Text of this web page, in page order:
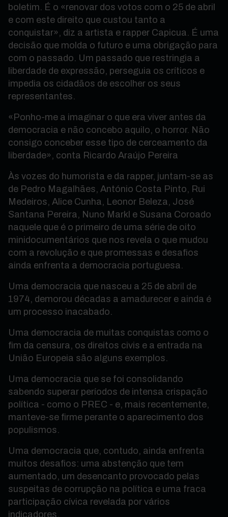
boletim. É o «renovar dos votos com o 25 de abril
e com este direito que custou tanto a
conquistar», diz a artista e rapper Capicua. É uma
decisão que molda o futuro e uma obrigação para
com o passado. Um passado que restringia a
liberdade de expressão, perseguia os críticos e
impedia os cidadãos de escolher os seus
representantes.
«Ponho-me a imaginar o que era viver antes da
democracia e não concebo aquilo, o horror. Não
consigo conceber esse tipo de cerceamento da
liberdade», conta Ricardo Araújo Pereira
Às vozes do humorista e da rapper, juntam-se as
de Pedro Magalhães, António Costa Pinto, Rui
Medeiros, Alice Cunha, Leonor Beleza, José
Santana Pereira, Nuno Markl e Susana Coroado
naquele que é o primeiro de uma série de oito
minidocumentários que nos revela o que mudou
com a revolução e que promessas e desafios
ainda enfrenta a democracia portuguesa.
Uma democracia que nasceu a 25 de abril de
1974, demorou décadas a amadurecer e ainda é
um processo inacabado.
Uma democracia de muitas conquistas como o
fim da censura, os direitos civis e a entrada na
União Europeia são alguns exemplos.
Uma democracia que se foi consolidando
sabendo superar períodos de intensa crispação
política - como o PREC - e, mais recentemente,
manteve-se firme perante o aparecimento dos
populismos.
Uma democracia que, contudo, ainda enfrenta
muitos desafios: uma abstenção que tem
aumentado, um desencanto provocado pelas
suspeitas de corrupção na política e uma fraca
participação cívica revelada por vários
indicadores.